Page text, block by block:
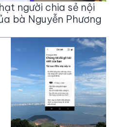
người chia sẻ nội
bà Nguyễn Phương